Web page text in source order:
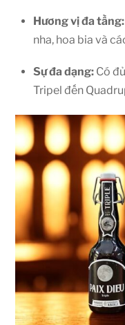
Hương vị đa tầng:
nha, hoa bia và
Sự đa dạng: Có
Tripel đến